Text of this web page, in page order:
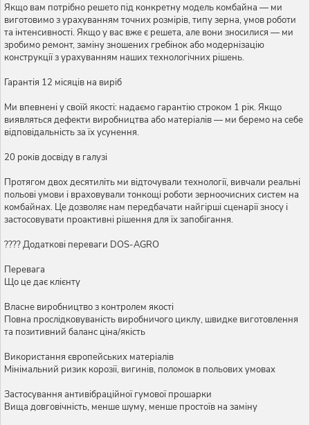
Якщо вам потрібно решето під конкретну модель комбайна — ми
виготовимо з урахуванням точних розмірів, типу зерна, умов роботи
та інтенсивності. Якщо у вас вже є решета, але вони зносилися — ми
зробимо ремонт, заміну зношених гребінок або модернізацію
конструкції з урахуванням наших технологічних рішень.
Гарантія 12 місяців на виріб
Ми впевнені у своїй якості: надаємо гарантію строком 1 рік. Якщо
виявляться дефекти виробництва або матеріалів — ми беремо на себе
відповідальність за їх усунення.
20 років досвіду в галузі
Протягом двох десятиліть ми відточували технології, вивчали реальні
польові умови і враховували тонкощі роботи зерноочисних систем на
комбайнах. Це дозволяє нам передбачати найгірші сценарії зносу і
застосовувати проактивні рішення для їх запобігання.
???? Додаткові переваги DOS-AGRO
Перевага
Що це дає клієнту
Власне виробництво з контролем якості
Повна прослідковуваність виробничого циклу, швидке виготовлення
та позитивний баланс ціна/якість
Використання європейських матеріалів
Мінімальний ризик корозії, вигинів, поломок в польових умовах
Застосування антивібраційної гумової прошарки
Вища довговічність, менше шуму, менше простоїв на заміну